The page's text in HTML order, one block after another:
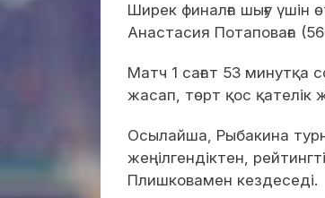
Ширек финалға шығу үшін
Анастасия Потаповаға
Матч 1 сағат 53 минутқа
жасап, төрт қос қателік
Осылайша, Рыбакина
жеңілгендіктен,
Плишковамен кездеседі.